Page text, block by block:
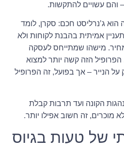
והם עשויים להתקשות.
הוא ג’נרליסט חכם: סקרן, לומד
אמיתית בהבנת לקוחות ולא
מישהו שמתייחס לעסקה
הזה קשה יותר למצוא
הנייר – אך בפועל, זה הפרופיל
הקונה ועד תרבות קבלת
מוכרים, זה חשוב אפילו יותר.
של טעות בגיוס